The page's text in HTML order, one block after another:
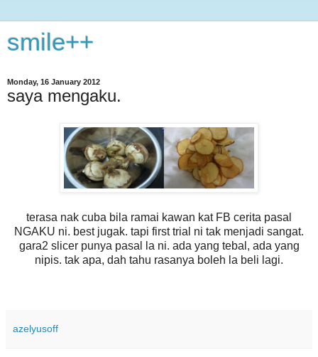
smile++
Monday, 16 January 2012
saya mengaku.
terasa nak cuba bila ramai kawan kat FB cerita pasal
NGAKU ni. best jugak. tapi first trial ni tak menjadi sangat.
gara2 slicer punya pasal la ni. ada yang tebal, ada yang
nipis. tak apa, dah tahu rasanya boleh la beli lagi.
azelyusoff